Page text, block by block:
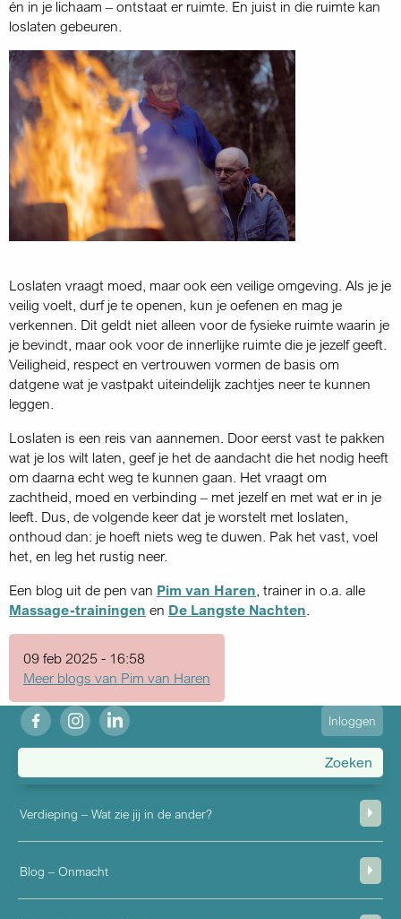
én in je lichaam – ontstaat er ruimte. En juist in die ruimte kan
loslaten gebeuren.
Loslaten vraagt moed, maar ook een veilige omgeving. Als je je
veilig voelt, durf je te openen, kun je oefenen en mag je
verkennen. Dit geldt niet alleen voor de fysieke ruimte waarin je
je bevindt, maar ook voor de innerlijke ruimte die je jezelf geeft.
Veiligheid, respect en vertrouwen vormen de basis om
datgene wat je vastpakt uiteindelijk zachtjes neer te kunnen
leggen.
Loslaten is een reis van aannemen. Door eerst vast te pakken
wat je los wilt laten, geef je het de aandacht die het nodig heeft
om daarna echt weg te kunnen gaan. Het vraagt om
zachtheid, moed en verbinding – met jezelf en met wat er in je
leeft. Dus, de volgende keer dat je worstelt met loslaten,
onthoud dan: je hoeft niets weg te duwen. Pak het vast, voel
het, en leg het rustig neer.
Een blog uit de pen van Pim van Haren, trainer in o.a. alle
Massage-trainingen en De Langste Nachten.
09 feb 2025 - 16:58
Meer blogs van Pim van Haren
fb ig in
User
account
menu
Inloggen
Verdieping – Wat zie jij in de ander?
Blog – Onmacht